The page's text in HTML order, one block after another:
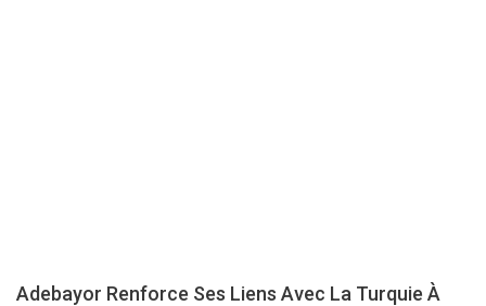
Adebayor Renforce Ses Liens Avec La Turquie À